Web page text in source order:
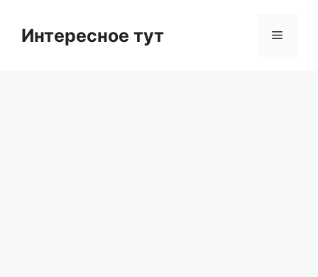
contentИнтересное тут Menu